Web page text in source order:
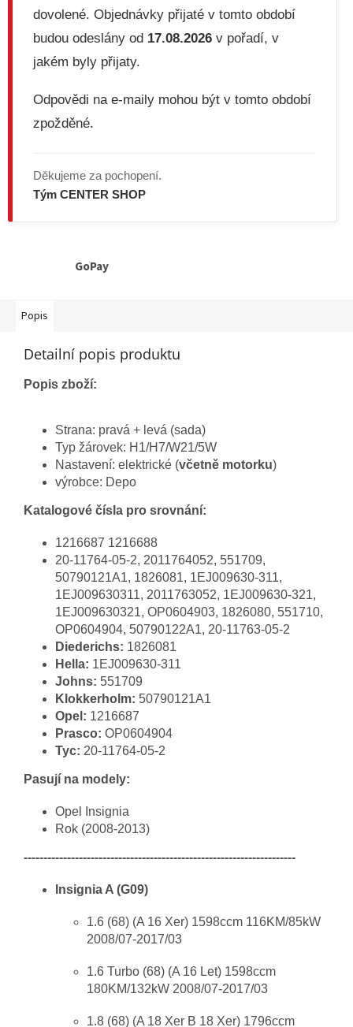
dovolené. Objednávky přijaté v tomto období
budou odeslány od 17.08.2026 v pořadí, v
jakém byly přijaty.
Odpovědi na e-maily mohou být v tomto období
zpožděné.
Děkujeme za pochopení.
Tým CENTER SHOP
GoPay
Popis
Detailní popis produktu
Popis zboží:
Strana: pravá + levá (sada)
Typ žárovek: H1/H7/W21/5W
Nastavení: elektrické (včetně motorku)
výrobce: Depo
Katalogové čísla pro srovnání:
1216687 1216688
20-11764-05-2, 2011764052, 551709,
50790121A1, 1826081, 1EJ009630-311,
1EJ009630311, 2011763052, 1EJ009630-321,
1EJ009630321, OP0604903, 1826080, 551710,
OP0604904, 50790122A1, 20-11763-05-2
Diederichs: 1826081
Hella: 1EJ009630-311
Johns: 551709
Klokkerholm: 50790121A1
Opel: 1216687
Prasco: OP0604904
Tyc: 20-11764-05-2
Pasují na modely:
Opel Insignia
Rok (2008-2013)
---------------------------------------------------------------------
Insignia A (G09)
1.6 (68) (A 16 Xer) 1598ccm 116KM/85kW
2008/07-2017/03
1.6 Turbo (68) (A 16 Let) 1598ccm
180KM/132kW 2008/07-2017/03
1.8 (68) (A 18 Xer B 18 Xer) 1796ccm